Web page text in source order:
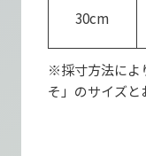
30cm
※採寸方法によ
そ」のサイズと